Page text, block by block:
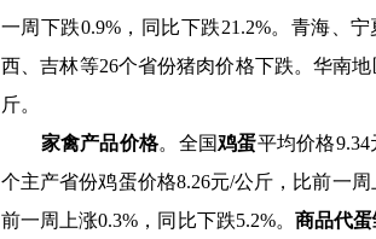
一周下跌0.9%，同比下跌21.2%。青海、
西、吉林等26个省份猪肉价格下跌。华南
斤。
家禽产品价格。全国鸡蛋平均价格
个主产省份鸡蛋价格8.26元/公斤，比前一周
前一周上涨0.3%，同比下跌5.2%。 商品代